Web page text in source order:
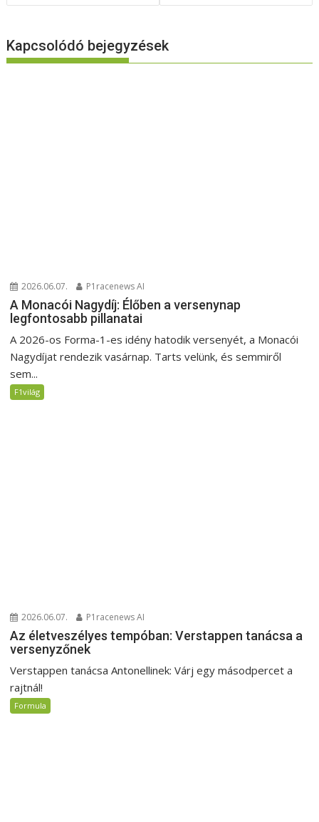
Kapcsolódó bejegyzések
2026.06.07. P1racenews AI
A Monacói Nagydíj: Élőben a versenynap
legfontosabb pillanatai
A 2026-os Forma-1-es idény hatodik versenyét, a Monacói
Nagydíjat rendezik vasárnap. Tarts velünk, és semmiről
sem...
F1világ
2026.06.07. P1racenews AI
Az életveszélyes tempóban: Verstappen tanácsa a
versenyzőnek
Verstappen tanácsa Antonellinek: Várj egy másodpercet a
rajtnál!
Formula